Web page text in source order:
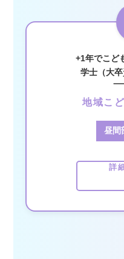
+1年でこど
学士（大
地域こ
昼間
詳